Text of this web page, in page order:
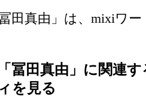
冨田真由」は、mixiワ
「冨田真由」に関連
ィを見る